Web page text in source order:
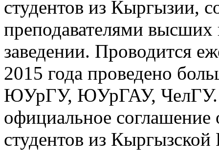
студентов из Кыргызии,
преподавателями
заведении. Проводится
2015 года проведено
ЮУрГУ, ЮУрГАУ,
официальное соглашение
студентов из Кыргызской